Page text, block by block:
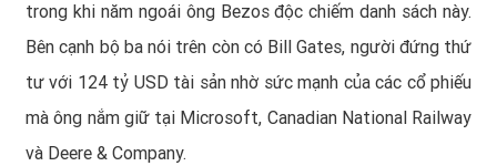
trong khi năm ngoái ông Bezos độc chiếm danh sách này.
Bên cạnh bộ ba nói trên còn có Bill Gates, người đứng thứ
tư với 124 tỷ USD tài sản nhờ sức mạnh của các cổ phiếu
mà ông nắm giữ tại Microsoft, Canadian National Railway
và Deere & Company.